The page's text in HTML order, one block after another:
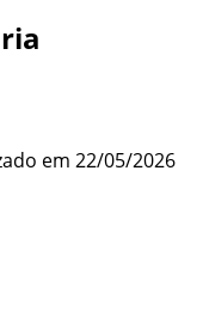
em 22/05/2026